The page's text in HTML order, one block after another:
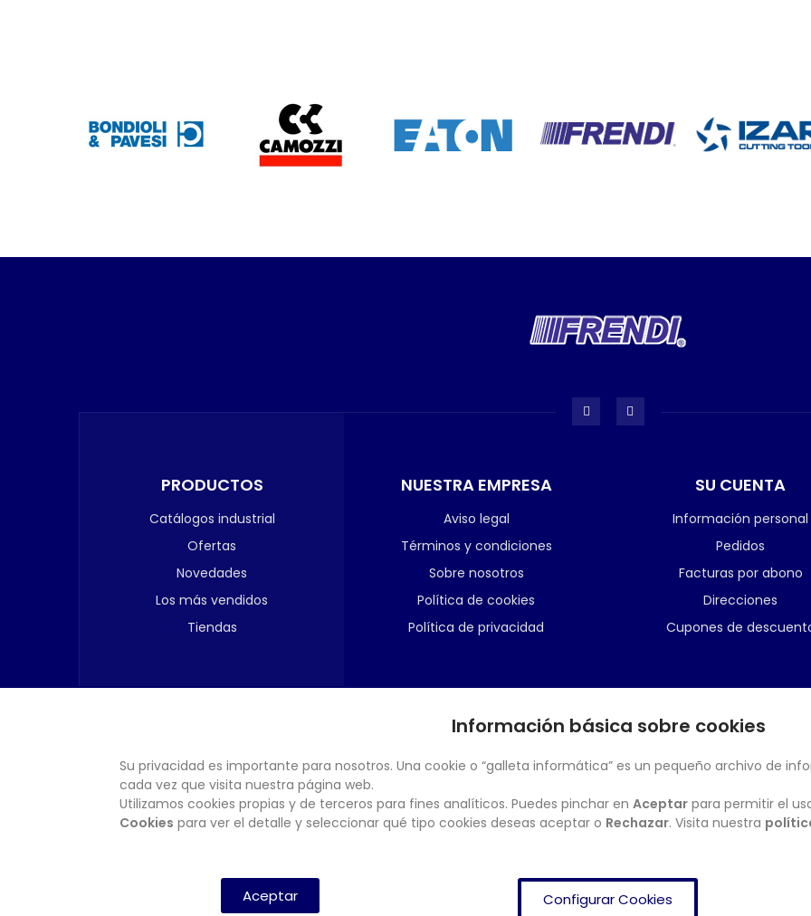
PRODUCTOS
Catálogos industrial
Ofertas
Novedades
Los más vendidos
Tiendas
NUESTRA EMPRESA
Aviso legal
Términos y condiciones
Sobre nosotros
Política de cookies
Política de privacidad
SU CUENTA
Información personal
Pedidos
Facturas por abono
Direcciones
Cupones de
BOLETÍN
Información básica sobre cookies
Su privacidad es importante para nosotros. Una cookie o “galleta informática” es un pequeño archivo de
cada vez que visita nuestra página web.
Utilizamos cookies propias y de terceros para fines analíticos. Puedes pinchar en Aceptar para permitir el
Cookies para ver el detalle y seleccionar qué tipo cookies deseas aceptar o Rechazar. Visita nuestra
Aceptar Configurar Cookies